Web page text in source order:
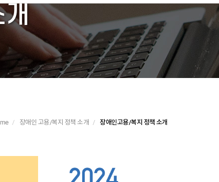
장애인 고용/복지 정책 소개 장애인고용/복지 정책 소개